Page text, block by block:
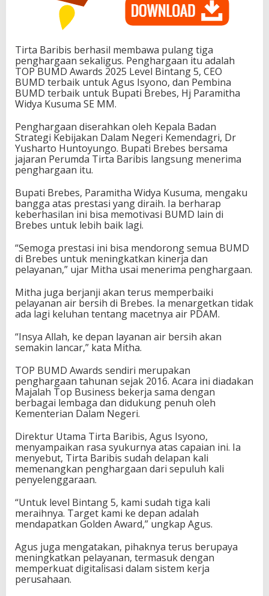
Tirta Baribis berhasil membawa pulang tiga
penghargaan sekaligus. Penghargaan itu adalah
TOP BUMD Awards 2025 Level Bintang 5, CEO
BUMD terbaik untuk Agus Isyono, dan Pembina
BUMD terbaik untuk Bupati Brebes, Hj Paramitha
Widya Kusuma SE MM.
Penghargaan diserahkan oleh Kepala Badan
Strategi Kebijakan Dalam Negeri Kemendagri, Dr
Yusharto Huntoyungo. Bupati Brebes bersama
jajaran Perumda Tirta Baribis langsung menerima
penghargaan itu.
Bupati Brebes, Paramitha Widya Kusuma, mengaku
bangga atas prestasi yang diraih. Ia berharap
keberhasilan ini bisa memotivasi BUMD lain di
Brebes untuk lebih baik lagi.
“Semoga prestasi ini bisa mendorong semua BUMD
di Brebes untuk meningkatkan kinerja dan
pelayanan,” ujar Mitha usai menerima penghargaan.
Mitha juga berjanji akan terus memperbaiki
pelayanan air bersih di Brebes. Ia menargetkan tidak
ada lagi keluhan tentang macetnya air PDAM.
“Insya Allah, ke depan layanan air bersih akan
semakin lancar,” kata Mitha.
TOP BUMD Awards sendiri merupakan
penghargaan tahunan sejak 2016. Acara ini diadakan
Majalah Top Business bekerja sama dengan
berbagai lembaga dan didukung penuh oleh
Kementerian Dalam Negeri.
Direktur Utama Tirta Baribis, Agus Isyono,
menyampaikan rasa syukurnya atas capaian ini. Ia
menyebut, Tirta Baribis sudah delapan kali
memenangkan penghargaan dari sepuluh kali
penyelenggaraan.
“Untuk level Bintang 5, kami sudah tiga kali
meraihnya. Target kami ke depan adalah
mendapatkan Golden Award,” ungkap Agus.
Agus juga mengatakan, pihaknya terus berupaya
meningkatkan pelayanan, termasuk dengan
memperkuat digitalisasi dalam sistem kerja
perusahaan.